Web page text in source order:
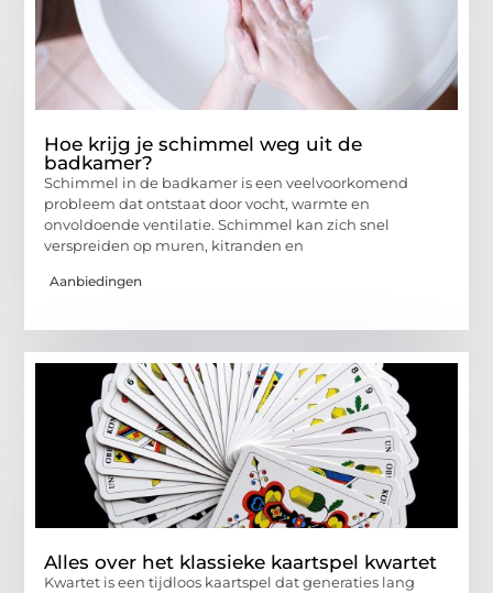
Hoe krijg je schimmel weg uit de
badkamer?
Schimmel in de badkamer is een veelvoorkomend
probleem dat ontstaat door vocht, warmte en
onvoldoende ventilatie. Schimmel kan zich snel
verspreiden op muren, kitranden en
Aanbiedingen
Alles over het klassieke kaartspel kwartet
Kwartet is een tijdloos kaartspel dat generaties lang